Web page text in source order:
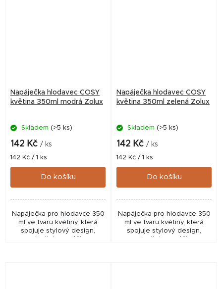
Napáječka hlodavec COSY
květina 350ml modrá Zolux
Skladem (>5 ks)
142 Kč / ks
Měrná
cena:
142 Kč / 1 ks
Do košíku
Napáječka pro hlodavce 350
ml ve tvaru květiny, která
spojuje stylový design,
Napáječka hlodavec COSY
květina 350ml zelená Zolux
Skladem (>5 ks)
142 Kč / ks
Měrná
cena:
142 Kč / 1 ks
Do košíku
Napáječka pro hlodavce 350
ml ve tvaru květiny, která
spojuje stylový design,